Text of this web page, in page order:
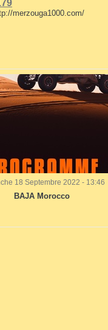
merzouga1000.com/
18 Septembre 2022 - 13:46
BAJA Morocco